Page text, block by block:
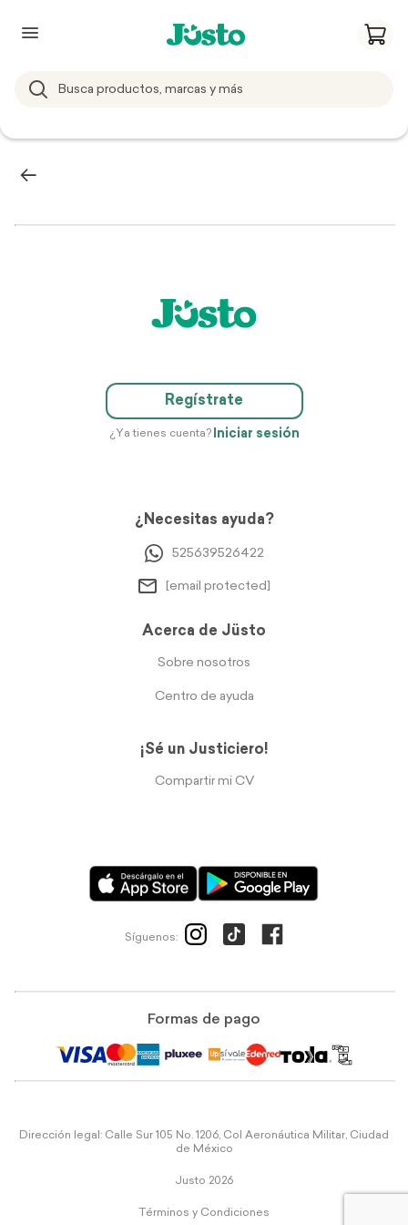
Regístrate
¿Ya tienes cuenta? Iniciar sesión
¿Necesitas ayuda?
525639526422
[email protected]
Acerca de Jüsto
Sobre nosotros
Centro de ayuda
¡Sé un Justiciero!
Compartir mi CV
Síguenos:
Formas de pago
Dirección legal: Calle Sur 105 No. 1206, Col Aeronáutica Militar, Ciudad
de México
Justo 2026
Términos y Condiciones